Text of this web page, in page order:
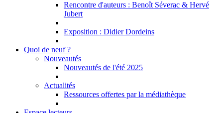
Rencontre d'auteurs : Benoît Séverac & Hervé
Jubert
Exposition : Didier Dordeins
Quoi de neuf ?
Nouveautés
Nouveautés de l'été 2025
Actualités
Ressources offertes par la médiathèque